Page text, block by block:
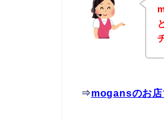
⇒mogansのお店